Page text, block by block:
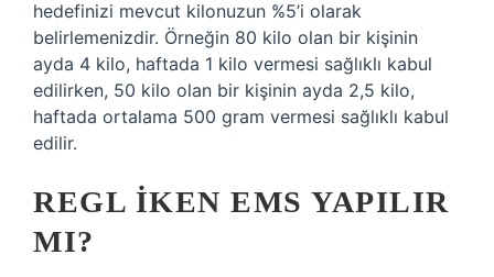
hedefinizi mevcut kilonuzun %5’i olarak
belirlemenizdir. Örneğin 80 kilo olan bir kişinin
ayda 4 kilo, haftada 1 kilo vermesi sağlıklı kabul
edilirken, 50 kilo olan bir kişinin ayda 2,5 kilo,
haftada ortalama 500 gram vermesi sağlıklı kabul
edilir.
REGL IKEN EMS YAPILIR
MI?